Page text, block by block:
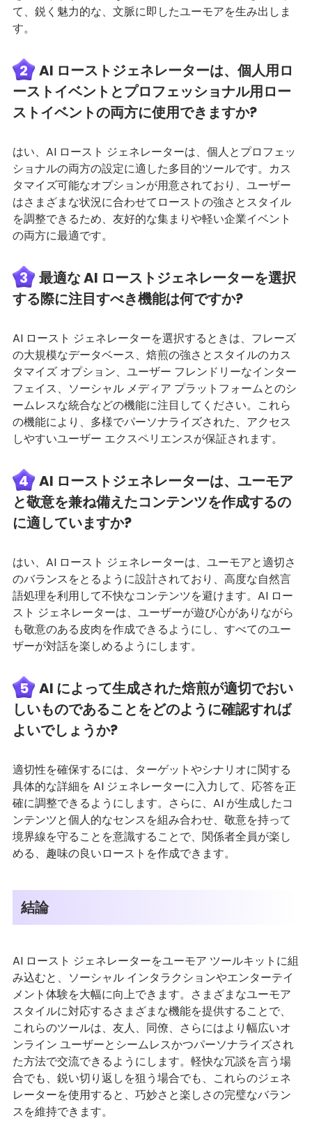
て、鋭く魅力的な、文脈に即したユーモアを生み出しま
す。
2 AI ローストジェネレーターは、個人用ロ
ーストイベントとプロフェッショナル用ロー
ストイベントの両方に使用できますか?
はい、AI ロースト ジェネレーターは、個人とプロフェッ
ショナルの両方の設定に適した多目的ツールです。カス
タマイズ可能なオプションが用意されており、ユーザー
はさまざまな状況に合わせてローストの強さとスタイル
を調整できるため、友好的な集まりや軽い企業イベント
の両方に最適です。
3 最適な AI ローストジェネレーターを選択
する際に注目すべき機能は何ですか?
AI ロースト ジェネレーターを選択するときは、フレーズ
の大規模なデータベース、焙煎の強さとスタイルのカス
タマイズ オプション、ユーザー フレンドリーなインター
フェイス、ソーシャル メディア プラットフォームとのシ
ームレスな統合などの機能に注目してください。これら
の機能により、多様でパーソナライズされた、アクセス
しやすいユーザー エクスペリエンスが保証されます。
4 AI ローストジェネレーターは、ユーモア
と敬意を兼ね備えたコンテンツを作成するの
に適していますか?
はい、AI ロースト ジェネレーターは、ユーモアと適切さ
のバランスをとるように設計されており、高度な自然言
語処理を利用して不快なコンテンツを避けます。AI ロー
スト ジェネレーターは、ユーザーが遊び心がありながら
も敬意のある皮肉を作成できるようにし、すべてのユー
ザーが対話を楽しめるようにします。
5 AI によって生成された焙煎が適切でおい
しいものであることをどのように確認すれば
よいでしょうか?
適切性を確保するには、ターゲットやシナリオに関する
具体的な詳細を AI ジェネレーターに入力して、応答を正
確に調整できるようにします。さらに、AI が生成したコ
ンテンツと個人的なセンスを組み合わせ、敬意を持って
境界線を守ることを意識することで、関係者全員が楽し
める、趣味の良いローストを作成できます。
結論
AI ロースト ジェネレーターをユーモア ツールキットに組
み込むと、ソーシャル インタラクションやエンターテイ
メント体験を大幅に向上できます。さまざまなユーモア
スタイルに対応するさまざまな機能を提供することで、
これらのツールは、友人、同僚、さらにはより幅広いオ
ンライン ユーザーとシームレスかつパーソナライズされ
た方法で交流できるようにします。軽快な冗談を言う場
合でも、鋭い切り返しを狙う場合でも、これらのジェネ
レーターを使用すると、巧妙さと楽しさの完璧なバラン
スを維持できます。